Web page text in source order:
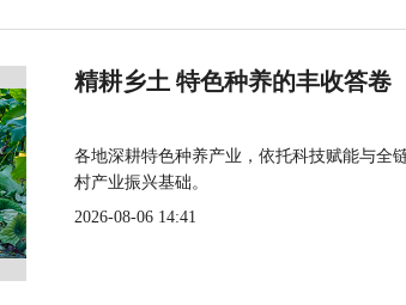
精耕乡土 特色种养的丰收答卷
各地深耕特色种养产业，依托科技赋能与全
村产业振兴基础。
2026-08-06 14:41